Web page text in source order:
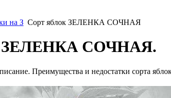
на З Сорт яблок ЗЕЛЕНКА СОЧНАЯ
СОЧНАЯ.
Преимущества и недостатки сорта